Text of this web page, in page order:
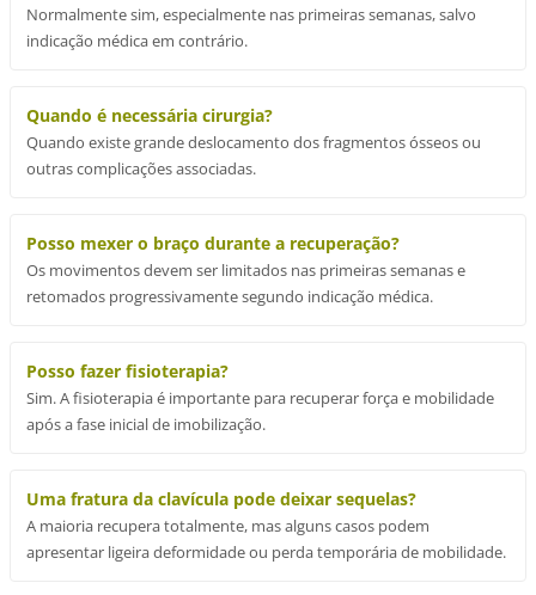
Normalmente sim, especialmente nas primeiras semanas, salvo
indicação médica em contrário.
Quando é necessária cirurgia?
Quando existe grande deslocamento dos fragmentos ósseos ou
outras complicações associadas.
Posso mexer o braço durante a recuperação?
Os movimentos devem ser limitados nas primeiras semanas e
retomados progressivamente segundo indicação médica.
Posso fazer fisioterapia?
Sim. A fisioterapia é importante para recuperar força e mobilidade
após a fase inicial de imobilização.
Uma fratura da clavícula pode deixar sequelas?
A maioria recupera totalmente, mas alguns casos podem
apresentar ligeira deformidade ou perda temporária de mobilidade.